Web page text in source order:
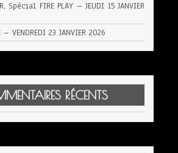
Spécial FIRE PLAY – JEUDI 15 JANVIER
– VENDREDI 23 JANVIER 2026
RÉCENTS